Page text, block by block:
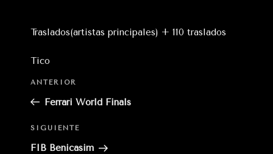
Traslados(artistas principales) + 110 traslados
Tico
Entrada
anterior:
ANTERIOR
Ferrari World Finals
Siguiente
entrada
SIGUIENTE
FIB Benicasim